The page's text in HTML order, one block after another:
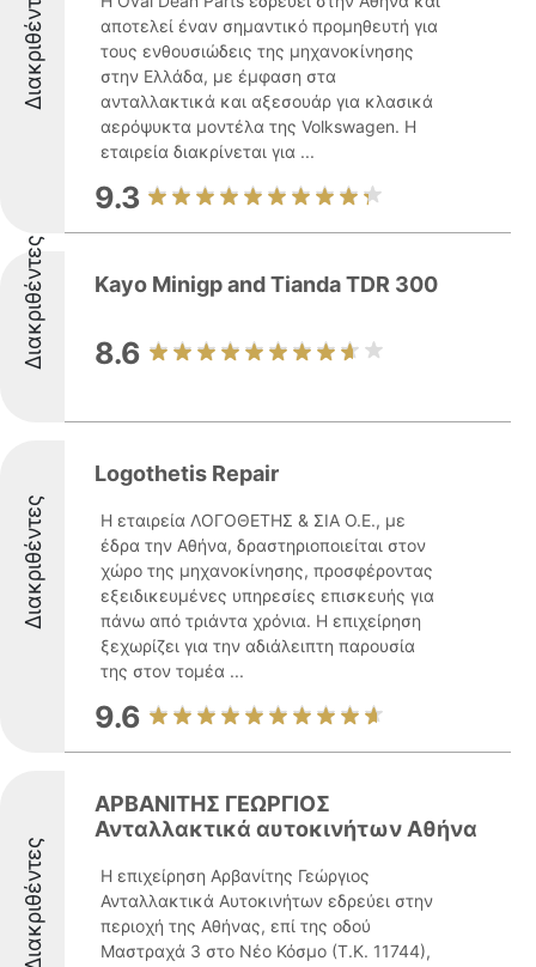
Διακριθέντες
αποτελεί έναν σημαντικό προμηθευτή για
τους ενθουσιώδεις της μηχανοκίνησης
στην Ελλάδα, με έμφαση στα
ανταλλακτικά και αξεσουάρ για κλασικά
αερόψυκτα μοντέλα της Volkswagen. Η
εταιρεία διακρίνεται για ...
9.3
Διακριθέντες Kayo Minigp and Tianda TDR 300
8.6
Διακριθέντες
Logothetis Repair
Η εταιρεία ΛΟΓΟΘΕΤΗΣ & ΣΙΑ Ο.Ε., με
έδρα την Αθήνα, δραστηριοποιείται στον
χώρο της μηχανοκίνησης, προσφέροντας
εξειδικευμένες υπηρεσίες επισκευής για
πάνω από τριάντα χρόνια. Η επιχείρηση
ξεχωρίζει για την αδιάλειπτη παρουσία
της στον τομέα ...
9.6
Διακριθέντες
ΑΡΒΑΝΙΤΗΣ ΓΕΩΡΓΙΟΣ
Ανταλλακτικά αυτοκινήτων Αθήνα
Η επιχείρηση Αρβανίτης Γεώργιος
Ανταλλακτικά Αυτοκινήτων εδρεύει στην
περιοχή της Αθήνας, επί της οδού
Μαστραχά 3 στο Νέο Κόσμο (Τ.Κ. 11744),